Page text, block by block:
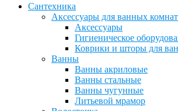
Сантехника
Аксессуары для ванных комнат
Аксессуары
Гигиеническое
Коврики и шторы для
Ванны
Ванны акриловые
Ванны стальные
Ванны чугунные
Литьевой мрамор